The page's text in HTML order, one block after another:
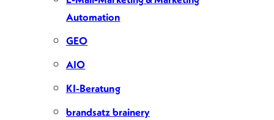
Automation
GEO
AIO
KI-Beratung
brandsatz brainery